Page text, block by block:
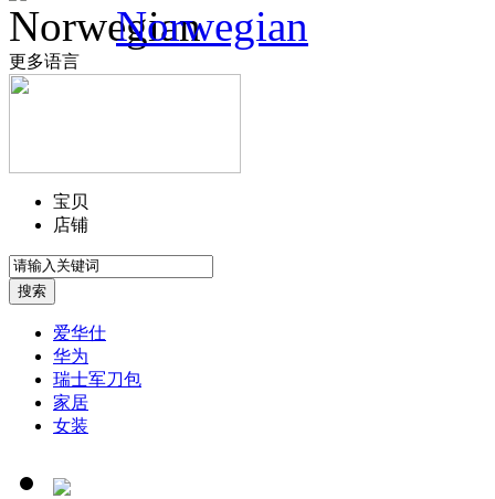
Norwegian
更多语言
宝贝
店铺
爱华仕
华为
瑞士军刀包
家居
女装